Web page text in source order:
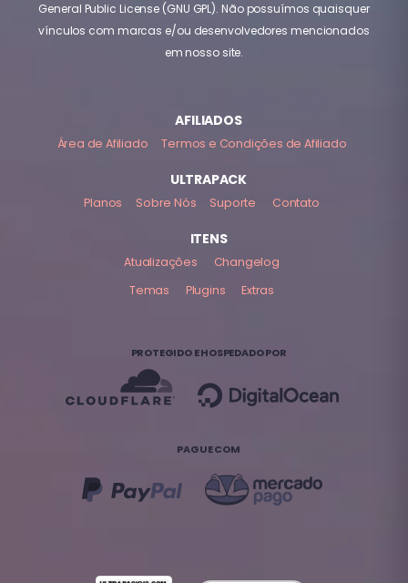
General Public License (GNU GPL). Não possuímos quaisquer
vínculos com marcas e/ou desenvolvedores mencionados
em nosso site.
AFILIADOS
Área de Afiliado Termos e Condições de Afiliado
ULTRAPACK
Planos Sobre Nós Suporte Contato
ITENS
Atualizações
Changelog
Temas
Plugins Extras
PROTEGIDO E HOSPEDADO POR
PAGUE COM